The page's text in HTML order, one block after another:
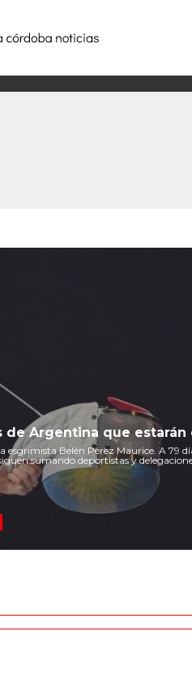
de Argentina que estarán
esgrimista Belén Pérez Maurice. A 79
sumando deportistas y